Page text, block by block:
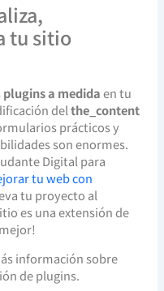
tu sitio
plugins a medidaen tu
delthe_content
prácticos y
son enormes.
Digital para
tu web con
tu proyecto al
es una extensión de
información sobre
de plugins.